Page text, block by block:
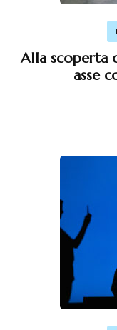
Alla scoperta
asse